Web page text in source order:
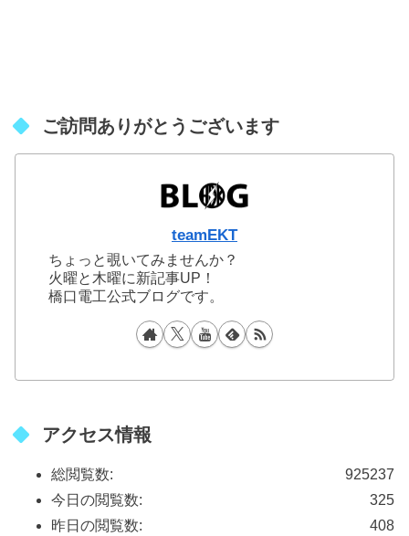
ご訪問ありがとうございます
teamEKT
ちょっと覗いてみませんか？
火曜と木曜に新記事UP！
橋口電工公式ブログです。
アクセス情報
925237
総閲覧数:
325
今日の閲覧数:
408
昨日の閲覧数: